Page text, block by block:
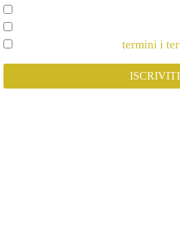
termini i